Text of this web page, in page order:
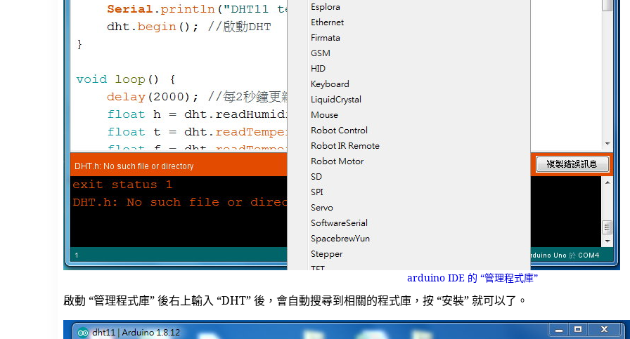
arduino IDE 的 “管理程式庫”
啟動 “管理程式庫” 後右上輸入 “DHT” 後，會自動搜尋到相關的程式庫，按 “安裝” 就可以了。